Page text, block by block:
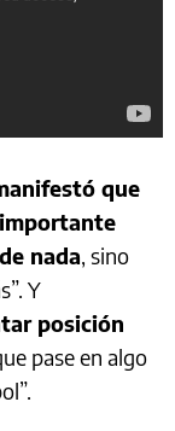
que
nada, sino
Y
posición
pase en algo